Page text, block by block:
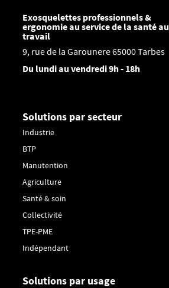
Exosquelettes professionnels &
ergonomie au service de la santé au
travail
9, rue de la Garounere 65000 Tarbes
Du lundi au vendredi 9h - 18h
Solutions par secteur
Industrie
BTP
Manutention
Agriculture
Santé & soin
Collectivité
TPE-PME
Indépendant
Solutions par usage